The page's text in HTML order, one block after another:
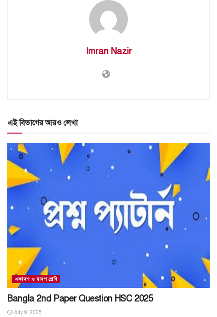
Imran Nazir
এই বিভাগের আরও লেখা
একাদশ ও দ্বাদশ শ্রেণি
Bangla 2nd Paper Question HSC 2025
July 9, 2025